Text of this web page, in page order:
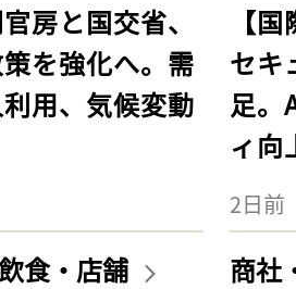
房と国交省、
を強化へ。需
用、気候変動
【
セキ
足。
ィ向
2日前
食・店舗 商社